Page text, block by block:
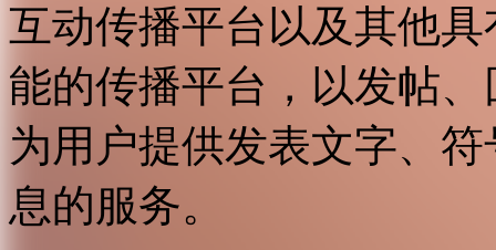
互动传播平台以及其他
能的传播平台，以发帖
为用户提供发表文字、
息的服务。